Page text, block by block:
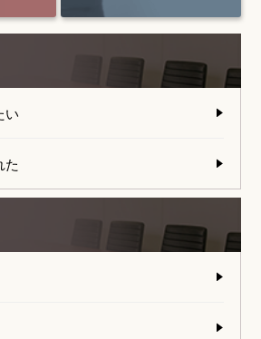
い
た